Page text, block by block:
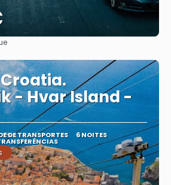
- Hvar Island -
DE TRANSPORTES 6 NOITES